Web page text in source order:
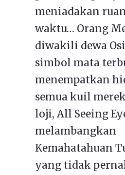
meniadakan
waktu… Orang
diwakili dewa
simbol mata
menempatkan
semua kuil
loji, All Seeing
melambangkan
Kemahatahuan
yang tidak